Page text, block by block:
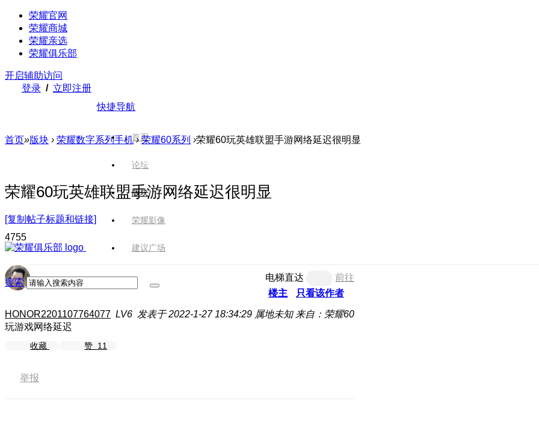
荣耀官网
荣耀商城
荣耀亲选
荣耀俱乐部
开启辅助访问
登录 / 立即注册
快捷导航
首页
论坛
版块
荣耀影像
建议广场
搜索
首页»版块 › 荣耀数字系列手机 › 荣耀60系列 ›荣耀60玩英雄联盟手游网络延迟很明显
荣耀60玩英雄联盟手游网络延迟很明显
[复制帖子标题和链接]
4755
电梯直达
前往
楼主
只看该作者
HONOR2201107764077 LV6 发表于 2022-1-27 18:34:29 属地未知 来自：荣耀60
玩游戏网络延迟
收藏 赞 11
举报